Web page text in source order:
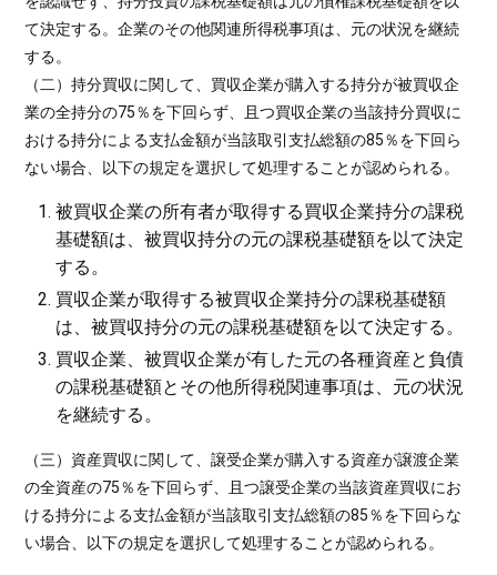
て決定する。企業のその他関連所得税事項は、元の状況を継続
する。
（二）持分買収に関して、買収企業が購入する持分が被買収企
業の全持分の75％を下回らず、且つ買収企業の当該持分買収に
おける持分による支払金額が当該取引支払総額の85％を下回ら
ない場合、以下の規定を選択して処理することが認められる。
被買収企業の所有者が取得する買収企業持分の課税
基礎額は、被買収持分の元の課税基礎額を以て決定
する。
買収企業が取得する被買収企業持分の課税基礎額
は、被買収持分の元の課税基礎額を以て決定する。
買収企業、被買収企業が有した元の各種資産と負債
の課税基礎額とその他所得税関連事項は、元の状況
を継続する。
（三）資産買収に関して、譲受企業が購入する資産が譲渡企業
の全資産の75％を下回らず、且つ譲受企業の当該資産買収にお
ける持分による支払金額が当該取引支払総額の85％を下回らな
い場合、以下の規定を選択して処理することが認められる。